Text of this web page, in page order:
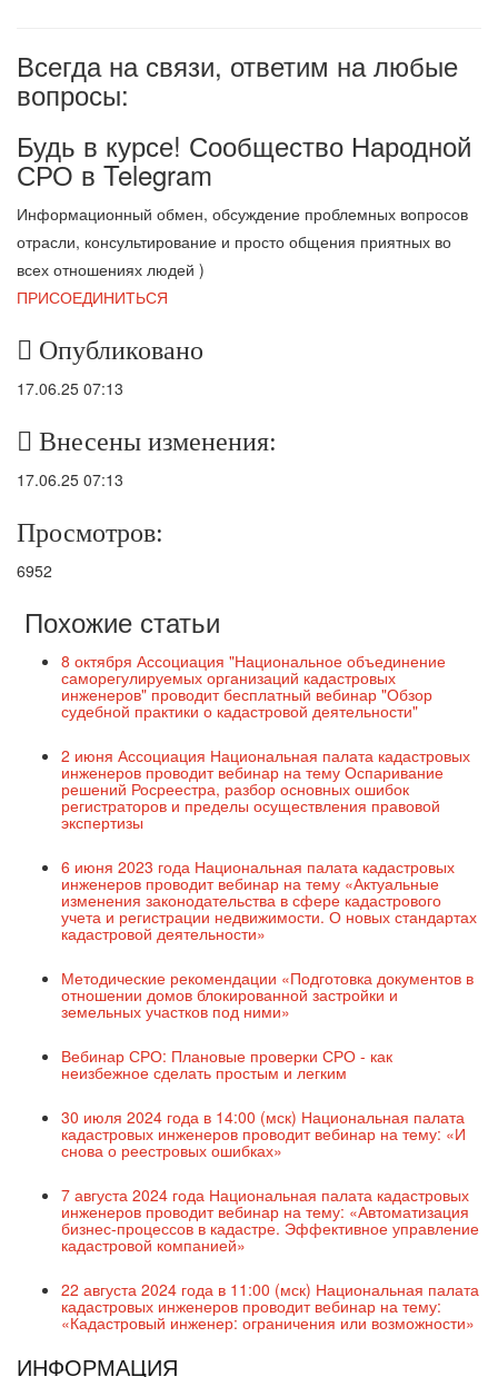
Всегда на связи, ответим на любые
вопросы:
Будь в курсе! Сообщество Народной
СРО в Telegram
Информационный обмен, обсуждение проблемных вопросов
отрасли, консультирование и просто общения приятных во
всех отношениях людей )
ПРИСОЕДИНИТЬСЯ
Опубликовано
17.06.25 07:13
Внесены изменения:
17.06.25 07:13
Просмотров:
6952
Похожие статьи
8 октября Ассоциация "Национальное объединение
саморегулируемых организаций кадастровых
инженеров" проводит бесплатный вебинар "Обзор
судебной практики о кадастровой деятельности"
2 июня Ассоциация Национальная палата кадастровых
инженеров проводит вебинар на тему Оспаривание
решений Росреестра, разбор основных ошибок
регистраторов и пределы осуществления правовой
экспертизы
6 июня 2023 года Национальная палата кадастровых
инженеров проводит вебинар на тему «Актуальные
изменения законодательства в сфере кадастрового
учета и регистрации недвижимости. О новых стандартах
кадастровой деятельности»
Методические рекомендации «Подготовка документов в
отношении домов блокированной застройки и
земельных участков под ними»
Вебинар СРО: Плановые проверки СРО - как
неизбежное сделать простым и легким
30 июля 2024 года в 14:00 (мск) Национальная палата
кадастровых инженеров проводит вебинар на тему: «И
снова о реестровых ошибках»
7 августа 2024 года Национальная палата кадастровых
инженеров проводит вебинар на тему: «Автоматизация
бизнес-процессов в кадастре. Эффективное управление
кадастровой компанией»
22 августа 2024 года в 11:00 (мск) Национальная палата
кадастровых инженеров проводит вебинар на тему:
«Кадастровый инженер: ограничения или возможности»
ИНФОРМАЦИЯ